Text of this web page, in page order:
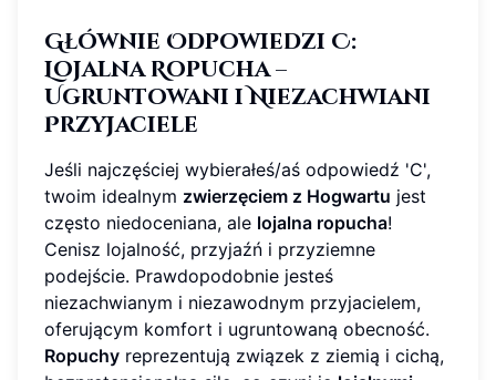
Głównie Odpowiedzi C:
Lojalna Ropucha –
Ugruntowani i Niezachwiani
Przyjaciele
Jeśli najczęściej wybierałeś/aś odpowiedź 'C',
twoim idealnym zwierzęciem z Hogwartu jest
często niedoceniana, ale lojalna ropucha!
Cenisz lojalność, przyjaźń i przyziemne
podejście. Prawdopodobnie jesteś
niezachwianym i niezawodnym przyjacielem,
oferującym komfort i ugruntowaną obecność.
Ropuchy reprezentują związek z ziemią i cichą,